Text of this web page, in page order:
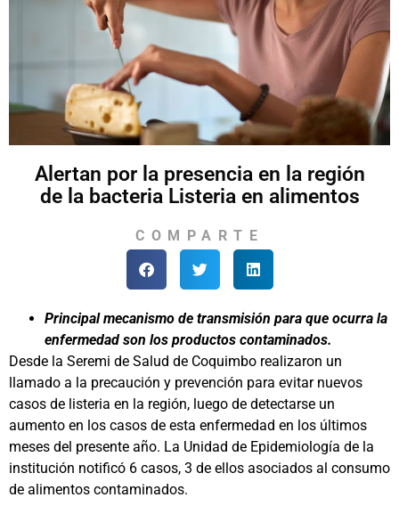
Alertan por la presencia en la región
de la bacteria Listeria en alimentos
COMPARTE
Principal mecanismo de transmisión para que ocurra la
enfermedad son los productos contaminados.
Desde la Seremi de Salud de Coquimbo realizaron un
llamado a la precaución y prevención para evitar nuevos
casos de listeria en la región, luego de detectarse un
aumento en los casos de esta enfermedad en los últimos
meses del presente año. La Unidad de Epidemiología de la
institución notificó 6 casos, 3 de ellos asociados al consumo
de alimentos contaminados.